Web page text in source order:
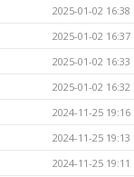
2025-01-02 16:38
2025-01-02 16:37
2025-01-02 16:33
2025-01-02 16:32
2024-11-25 19:16
2024-11-25 19:13
2024-11-25 19:11